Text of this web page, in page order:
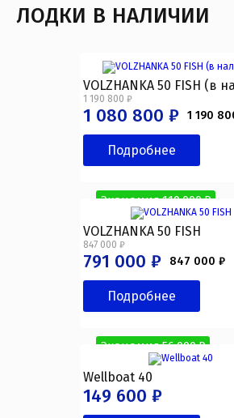
ЛОДКИ В НАЛИЧИИ
VOLZHANKA 50 FISH (в
1 190 800 ₽
1 190
1 080 800 ₽
Экономия 110 000 ₽
Подробнее
VOLZHANKA 50 FISH
847 000 ₽
847 000 ₽
791 000 ₽
Экономия 56 000 ₽
Подробнее
Wellboat 40
149 600 ₽